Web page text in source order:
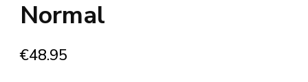
Normal
€48.95